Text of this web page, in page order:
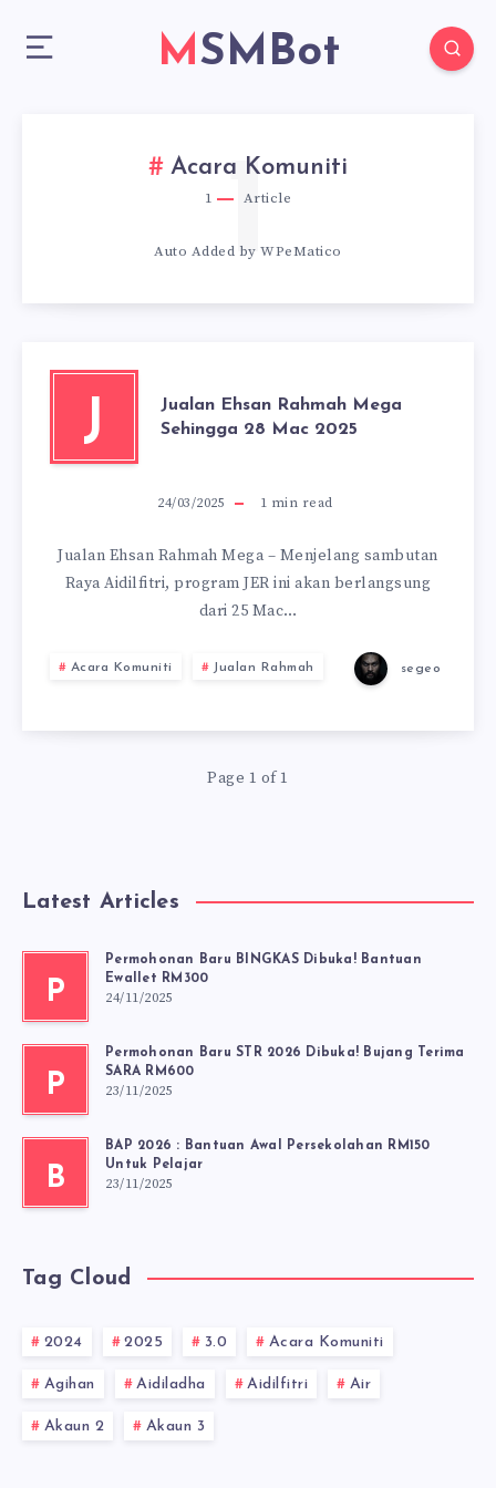
MSMBot
Acara Komuniti
1 Article
1
Auto Added by WPeMatico
J
Jualan Ehsan Rahmah Mega
Sehingga 28 Mac 2025
24/03/2025 1 min read
Jualan Ehsan Rahmah Mega – Menjelang sambutan
Raya Aidilfitri, program JER ini akan berlangsung
dari 25 Mac…
Acara Komuniti Jualan Rahmah segeo
Page 1 of 1
Latest Articles
P
Permohonan Baru BINGKAS Dibuka! Bantuan
Ewallet RM300
24/11/2025
P
Permohonan Baru STR 2026 Dibuka! Bujang Terima
SARA RM600
23/11/2025
B
BAP 2026 : Bantuan Awal Persekolahan RM150
Untuk Pelajar
23/11/2025
Tag Cloud
2024 2025 3.0 Acara Komuniti
Agihan Aidiladha Aidilfitri Air
Akaun 2 Akaun 3